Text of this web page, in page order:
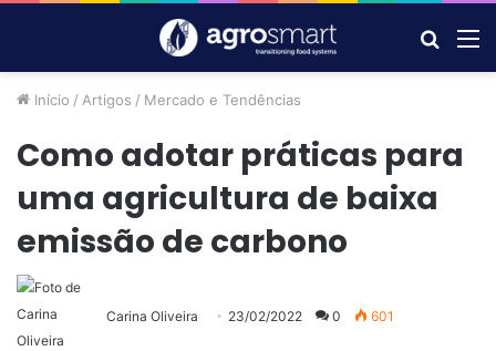
por
Início / Artigos / Mercado e Tendências
Como adotar práticas para
uma agricultura de baixa
emissão de carbono
Carina Oliveira 23/02/2022 0 601